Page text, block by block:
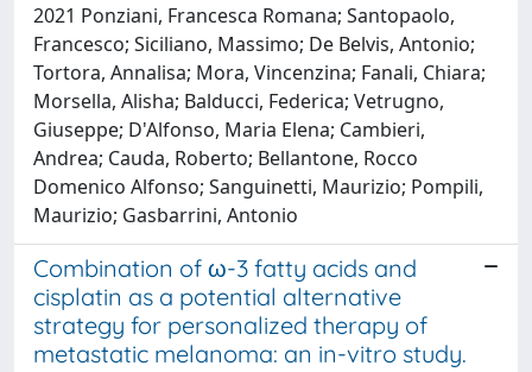
2021 Ponziani, Francesca Romana; Santopaolo,
Francesco; Siciliano, Massimo; De Belvis, Antonio;
Tortora, Annalisa; Mora, Vincenzina; Fanali, Chiara;
Morsella, Alisha; Balducci, Federica; Vetrugno,
Giuseppe; D'Alfonso, Maria Elena; Cambieri,
Andrea; Cauda, Roberto; Bellantone, Rocco
Domenico Alfonso; Sanguinetti, Maurizio; Pompili,
Maurizio; Gasbarrini, Antonio
Combination of ω-3 fatty acids and
cisplatin as a potential alternative
strategy for personalized therapy of
metastatic melanoma: an in-vitro study.